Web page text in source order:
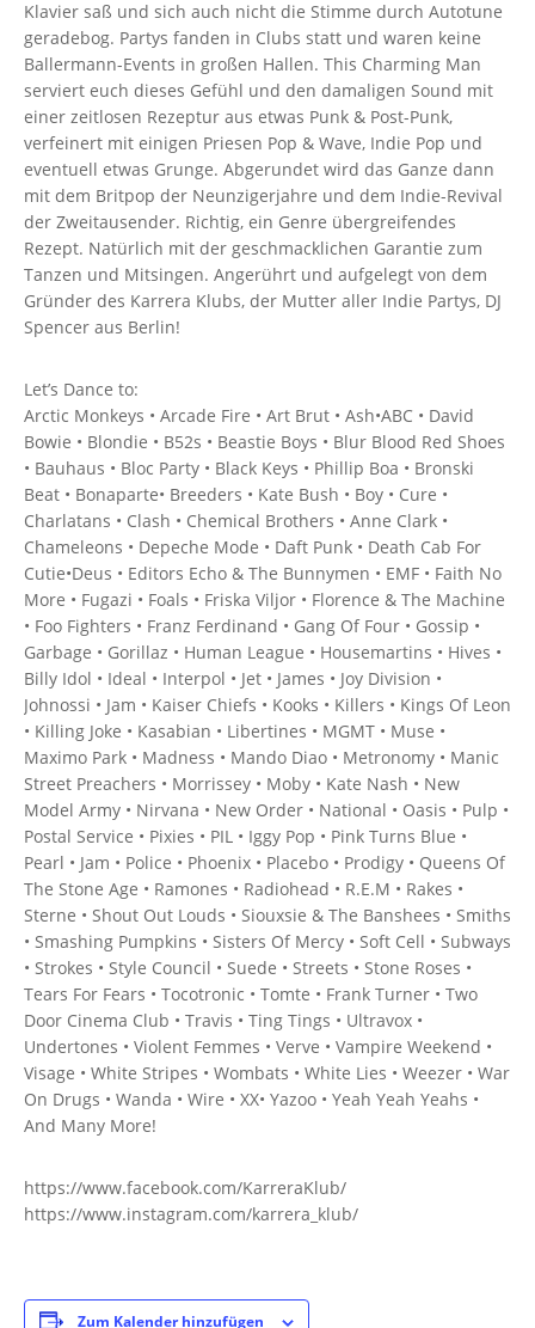
Klavier saß und sich auch nicht die Stimme durch Autotune
geradebog. Partys fanden in Clubs statt und waren keine
Ballermann-Events in großen Hallen. This Charming Man
serviert euch dieses Gefühl und den damaligen Sound mit
einer zeitlosen Rezeptur aus etwas Punk & Post-Punk,
verfeinert mit einigen Priesen Pop & Wave, Indie Pop und
eventuell etwas Grunge. Abgerundet wird das Ganze dann
mit dem Britpop der Neunzigerjahre und dem Indie-Revival
der Zweitausender. Richtig, ein Genre übergreifendes
Rezept. Natürlich mit der geschmacklichen Garantie zum
Tanzen und Mitsingen. Angerührt und aufgelegt von dem
Gründer des Karrera Klubs, der Mutter aller Indie Partys, DJ
Spencer aus Berlin!
Let’s Dance to:
Arctic Monkeys • Arcade Fire • Art Brut • Ash•ABC • David
Bowie • Blondie • B52s • Beastie Boys • Blur Blood Red Shoes
• Bauhaus • Bloc Party • Black Keys • Phillip Boa • Bronski
Beat • Bonaparte• Breeders • Kate Bush • Boy • Cure •
Charlatans • Clash • Chemical Brothers • Anne Clark •
Chameleons • Depeche Mode • Daft Punk • Death Cab For
Cutie•Deus • Editors Echo & The Bunnymen • EMF • Faith No
More • Fugazi • Foals • Friska Viljor • Florence & The Machine
• Foo Fighters • Franz Ferdinand • Gang Of Four • Gossip •
Garbage • Gorillaz • Human League • Housemartins • Hives •
Billy Idol • Ideal • Interpol • Jet • James • Joy Division •
Johnossi • Jam • Kaiser Chiefs • Kooks • Killers • Kings Of Leon
• Killing Joke • Kasabian • Libertines • MGMT • Muse •
Maximo Park • Madness • Mando Diao • Metronomy • Manic
Street Preachers • Morrissey • Moby • Kate Nash • New
Model Army • Nirvana • New Order • National • Oasis • Pulp •
Postal Service • Pixies • PIL • Iggy Pop • Pink Turns Blue •
Pearl • Jam • Police • Phoenix • Placebo • Prodigy • Queens Of
The Stone Age • Ramones • Radiohead • R.E.M • Rakes •
Sterne • Shout Out Louds • Siouxsie & The Banshees • Smiths
• Smashing Pumpkins • Sisters Of Mercy • Soft Cell • Subways
• Strokes • Style Council • Suede • Streets • Stone Roses •
Tears For Fears • Tocotronic • Tomte • Frank Turner • Two
Door Cinema Club • Travis • Ting Tings • Ultravox •
Undertones • Violent Femmes • Verve • Vampire Weekend •
Visage • White Stripes • Wombats • White Lies • Weezer • War
On Drugs • Wanda • Wire • XX• Yazoo • Yeah Yeah Yeahs •
And Many More!
https://www.facebook.com/KarreraKlub/
https://www.instagram.com/karrera_klub/
Zum Kalender hinzufügen